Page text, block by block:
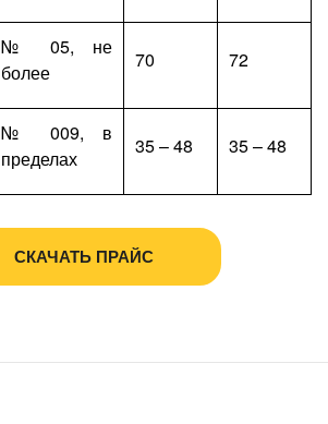
№ 05, не
более
70 72
№ 009, в
пределах
35 – 48 35 – 48
СКАЧАТЬ ПРАЙС